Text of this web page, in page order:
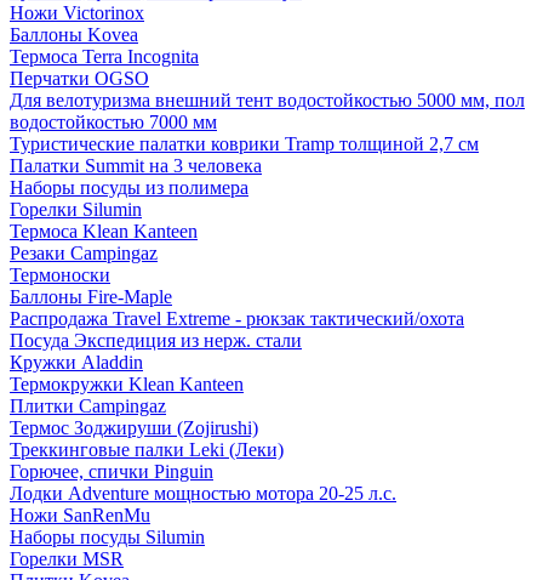
Ножи Victorinox
Баллоны Kovea
Термоса Terra Incognita
Перчатки OGSO
Для велотуризма внешний тент водостойкостью 5000 мм, пол
водостойкостью 7000 мм
Туристические палатки коврики Tramp толщиной 2,7 см
Палатки Summit на 3 человека
Наборы посуды из полимера
Горелки Silumin
Термоса Klean Kanteen
Резаки Campingaz
Термоноски
Баллоны Fire-Maple
Распродажа Travel Extreme - рюкзак тактический/охота
Посуда Экспедиция из нерж. стали
Кружки Aladdin
Термокружки Klean Kanteen
Плитки Campingaz
Термос Зоджируши (Zojirushi)
Треккинговые палки Leki (Леки)
Горючее, спички Pinguin
Лодки Adventure мощностью мотора 20-25 л.с.
Ножи SanRenMu
Наборы посуды Silumin
Горелки MSR